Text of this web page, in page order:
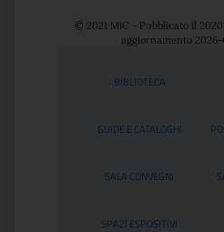
© 2021 MiC - Pubblicato il
aggiornamento 2026-
BIBLIOTECA
GUIDE E CATALOGHI
SALA CONVEGNI
SPAZI ESPOSITIVI